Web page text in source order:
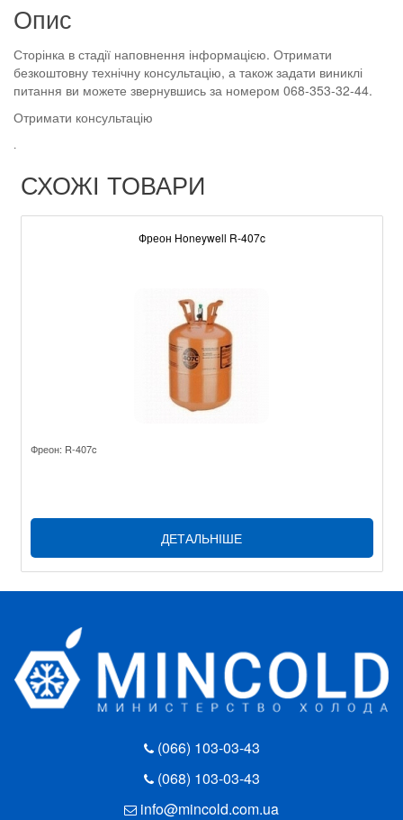
Опис
Сторінка в стадії наповнення інформацією. Отримати
безкоштовну технічну консультацію, а також задати виниклі
питання ви можете звернувшись за номером 068-353-32-44.
Отримати консультацію
.
СХОЖІ ТОВАРИ
Фреон Honeywell R-407c
Фреон: R-407c
ДЕТАЛЬНІШЕ
(066) 103-03-43
(068) 103-03-43
info@mincold.com.ua